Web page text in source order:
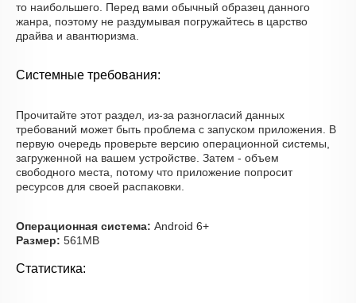
то наибольшего. Перед вами обычный образец данного
жанра, поэтому не раздумывая погружайтесь в царство
драйва и авантюризма.
Системные требования:
Прочитайте этот раздел, из-за разногласий данных
требований может быть проблема с запуском приложения. В
первую очередь проверьте версию операционной системы,
загруженной на вашем устройстве. Затем - объем
свободного места, потому что приложение попросит
ресурсов для своей распаковки.
Операционная система: Android 6+
Размер: 561MB
Статистика: